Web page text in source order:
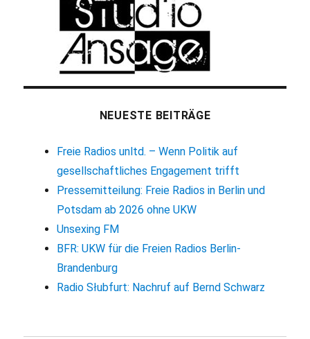
NEUESTE BEITRÄGE
Freie Radios unltd. – Wenn Politik auf
gesellschaftliches Engagement trifft
Pressemitteilung: Freie Radios in Berlin und
Potsdam ab 2026 ohne UKW
Unsexing FM
BFR: UKW für die Freien Radios Berlin-
Brandenburg
Radio Słubfurt: Nachruf auf Bernd Schwarz